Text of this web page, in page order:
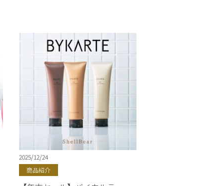
2025/12/24
商品紹介